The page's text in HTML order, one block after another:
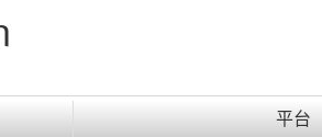
平台